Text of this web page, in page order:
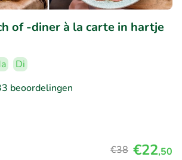
of -diner à la carte in hartje
Di
beoordelingen
€38 €22,50